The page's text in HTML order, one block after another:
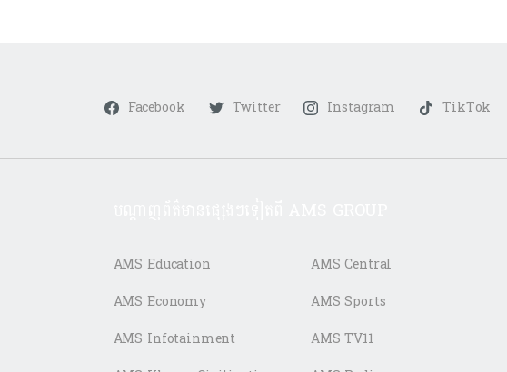
Facebook Twitter Instagram TikTok
AMS Education
AMS Economy
AMS Infotainment
AMS Central
AMS Sports
AMS TV11